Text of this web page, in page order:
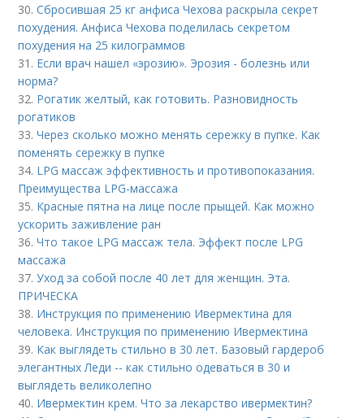
30.Сбросившая 25 кг анфиса Чехова раскрыла секрет
похудения. Анфиса Чехова поделилась секретом
похудения на 25 килограммов
31. Если врач нашел «эрозию». Эрозия - болезнь или
норма?
32. Рогатик желтый, как готовить. Разновидность
рогатиков
33.Через сколько можно менять сережку в пупке. Как
поменять сережку в пупке
34. LPG массаж эффективность и противопоказания.
Преимущества LPG-массажа
35. Красные пятна на лице после прыщей. Как можно
ускорить заживление ран
36.Что такое LPG массаж тела. Эффект после LPG
массажа
37.Уход за собой после 40 лет для женщин. Эта.
ПРИЧЕСКА
38. Инструкция по применению Ивермектина для
человека. Инструкция по применению Ивермектина
39. Как выглядеть стильно в 30 лет. Базовый гардероб
элегантных Леди -- как стильно одеваться в 30 и
выглядеть великолепно
40. Ивермектин крем. Что за лекарство ивермектин?